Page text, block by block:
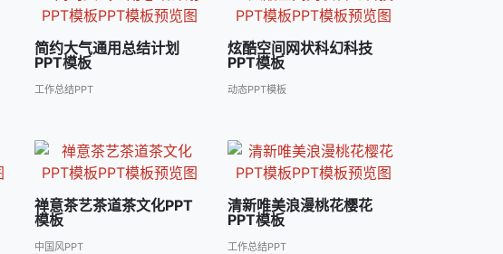
简约大气通用总结计划
PPT模板
工作总结PPT
炫酷空间网状科幻科技
PPT模板
动态PPT模板
禅意茶艺茶道茶文化PPT
模板
中国风PPT
清新唯美浪漫桃花樱花
PPT模板
工作总结PPT